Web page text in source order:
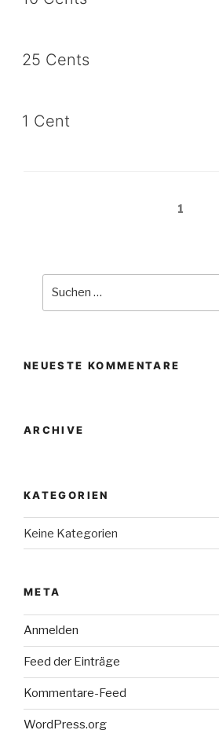
25 Cents
1 Cent
1
NEUESTE KOMMENTARE
ARCHIVE
KATEGORIEN
Keine Kategorien
META
Anmelden
Feed der Einträge
Kommentare-Feed
WordPress.org